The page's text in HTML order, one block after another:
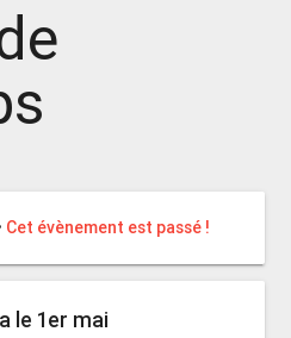
Cet évènement est passé !
le 1er mai